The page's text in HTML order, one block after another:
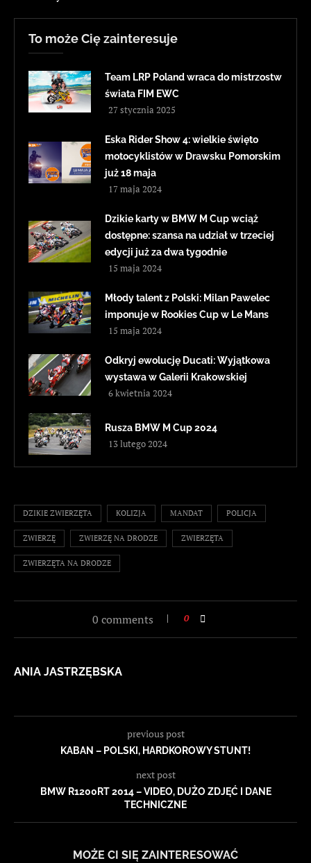
To może Cię zainteresuje
Team LRP Poland wraca do mistrzostw
świata FIM EWC
27 stycznia 2025
Eska Rider Show 4: wielkie święto
motocyklistów w Drawsku Pomorskim
już 18 maja
17 maja 2024
Dzikie karty w BMW M Cup wciąż
dostępne: szansa na udział w trzeciej
edycji już za dwa tygodnie
15 maja 2024
Młody talent z Polski: Milan Pawelec
imponuje w Rookies Cup w Le Mans
15 maja 2024
Odkryj ewolucję Ducati: Wyjątkowa
wystawa w Galerii Krakowskiej
6 kwietnia 2024
Rusza BMW M Cup 2024
13 lutego 2024
DZIKIE ZWIERZĘTA KOLIZJA MANDAT POLICJA
ZWIERZĘ ZWIERZĘ NA DRODZE ZWIERZĘTA
ZWIERZĘTA NA DRODZE
0 comments 0
ANIA JASTRZĘBSKA
previous post
KABAN – POLSKI, HARDKOROWY STUNT!
next post
BMW R1200RT 2014 – VIDEO, DUŻO ZDJĘĆ I DANE
TECHNICZNE
MOŻE CI SIĘ ZAINTERESOWAĆ